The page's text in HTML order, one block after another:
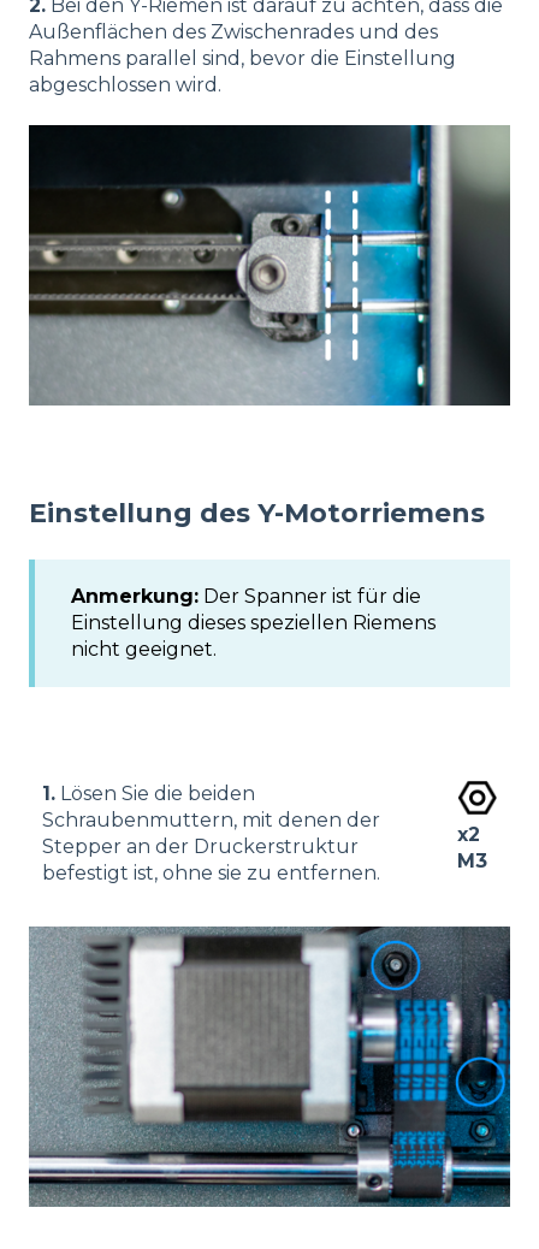
2. Bei den Y-Riemen ist darauf zu achten, dass die
Außenflächen des Zwischenrades und des
Rahmens parallel sind, bevor die Einstellung
abgeschlossen wird.
Einstellung des Y-Motorriemens
Anmerkung: Der Spanner ist für die
Einstellung dieses speziellen Riemens
nicht geeignet.
1. Lösen Sie die beiden
Schraubenmuttern, mit denen der
Stepper an der Druckerstruktur
befestigt ist, ohne sie zu entfernen.
x2
M3